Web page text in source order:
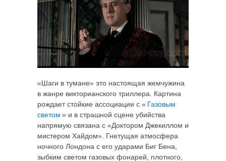
«Шаги в тумане» это настоящая жемчужина
в жанре викторианского триллера. Картина
рождает стойкие ассоциации с « Газовым
светом » и в страшной сцене убийства
напрямую связана с «Доктором Джекиллом и
мистером Хайдом». Гнетущая атмосфера
ночного Лондона с его ударами Биг Бена,
зыбким светом газовых фонарей, плотного,